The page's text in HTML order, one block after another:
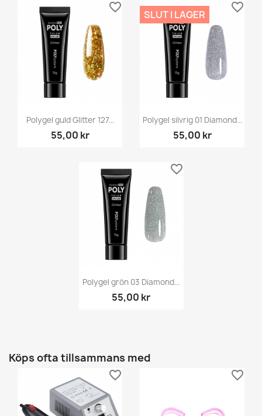
Polygel guld Glitter 127...
55,00 kr
favorite_border
Polygel silvrig 01 Diamond...
55,00 kr
SLUT I LAGER
favorite_border
Polygel grön 03 Diamond...
55,00 kr
favorite_border
Köps ofta tillsammans med
favorite_border favorite_border